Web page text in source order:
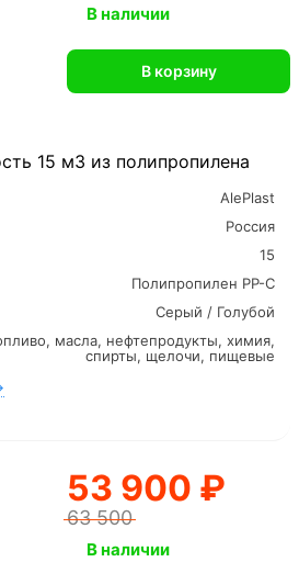
15 м3 из полипропилена
AlePlast
Россия
15
Полипропилен PP-C
Серый / Голубой
масла, нефтепродукты, химия,
спирты, щелочи, пищевые
В наличии
В корзину
53 900 ₽
63 500
В наличии